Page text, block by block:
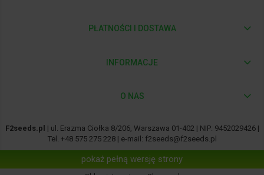
PŁATNOŚCI I DOSTAWA
INFORMACJE
O NAS
F2seeds.pl | ul. Erazma Ciołka 8/206, Warszawa 01-402 | NIP: 9452029426 |
Tel. +48 575 275 228| e-mail: f2seeds@f2seeds.pl
pokaż pełną wersję strony